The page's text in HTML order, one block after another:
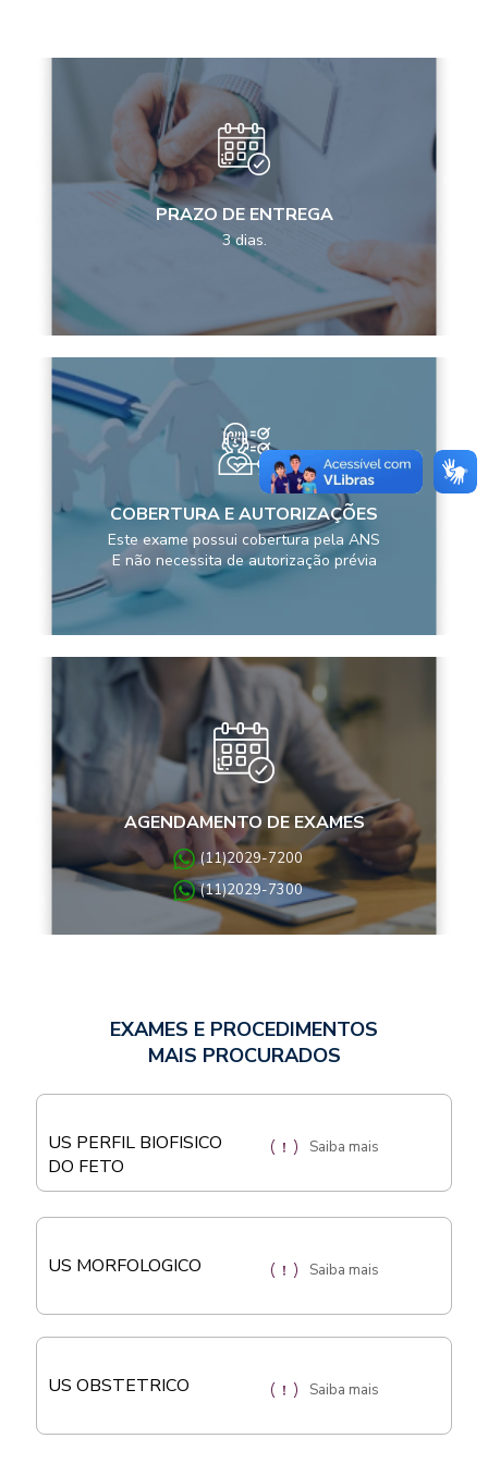
PRAZO DE ENTREGA
3 dias.
COBERTURA E AUTORIZAÇÕES
Este exame possui cobertura pela ANS
E não necessita de autorização prévia
AGENDAMENTO DE EXAMES
(11)2029-7200
(11)2029-7300
EXAMES E PROCEDIMENTOS
MAIS PROCURADOS
US PERFIL BIOFISICO
DO FETO
Saiba mais
US MORFOLOGICO Saiba mais
US OBSTETRICO Saiba mais